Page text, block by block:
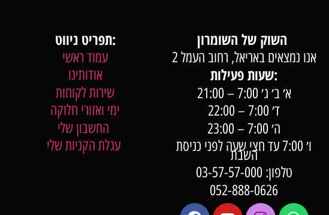
תפריט ניווט:
עמוד ראשי
אודותינו
שירות לקוחות
ימי ואזורי חלוקה
עגלת הקניות שלי
אנו נמצאים באריאל, רחוב העמל 2
שעות פעילות:
א׳ ב׳ ג׳ 7:00 – 21:00
ד׳ 7:00 – 22:00
ה׳ 7:00 – 23:00
ו׳ 7:00 עד חצי שעה לפני כניסת
השבת
טלפון: 03-57-57-000
052-888-0626